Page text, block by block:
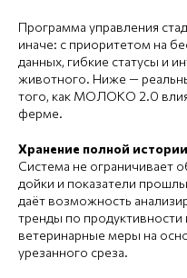
Программа управления
иначе: с приоритетом на
данных, гибкие статусы и
животного. Ниже —
того, как МОЛОКО 2.0
ферме.
Хранение полной
Система не ограничивает
дойки и показатели
даёт возможность
тренды по
ветеринарные меры на
урезанного среза.